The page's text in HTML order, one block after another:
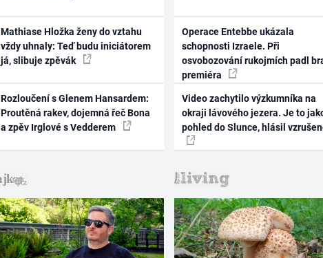
Mathiase Hložka ženy do vztahu
vždy uhnaly: Teď budu iniciátorem
já, slibuje zpěvák
Rozloučení s Glenem Hansardem:
Proutěná rakev, dojemná řeč Bona
a zpěv Irglové s Vedderem
Operace Entebbe ukázala
schopnosti Izraele. Při
osvobozování rukojmích padl
premiéra
Video zachytilo výzkumníka na
okraji lávového jezera. Je to
pohled do Slunce, hlásil